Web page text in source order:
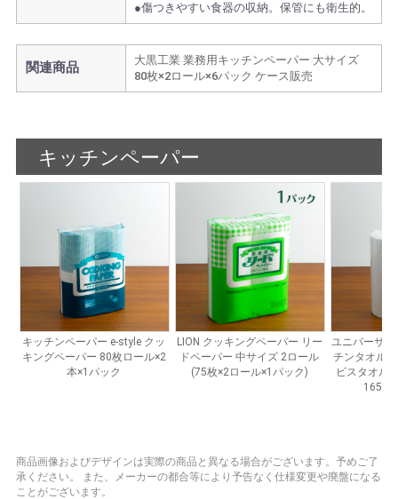
●傷つきやすい食器の収納。保管にも衛生的。
関連商品
大黒工業 業務用キッチンペーパー 大サイズ
80枚×2ロール×6パック ケース販売
商品画像およびデザインは実際の商品と異なる場合がございます。予めご了
承ください。
また、メーカーの都合等により予告なく仕様変更や廃盤になる
ことがございます。